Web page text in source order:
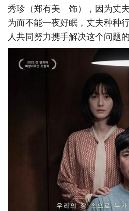
秀珍（郑有美 饰），因为丈
为而不能一夜好眠，丈夫种种
人共同努力携手解决这个问题的